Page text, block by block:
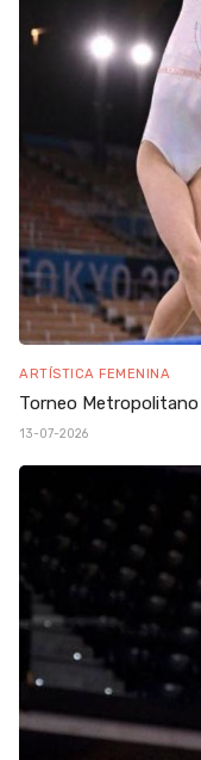
ARTÍSTICA FEMENINA
Torneo Metropolitano
13-07-2026